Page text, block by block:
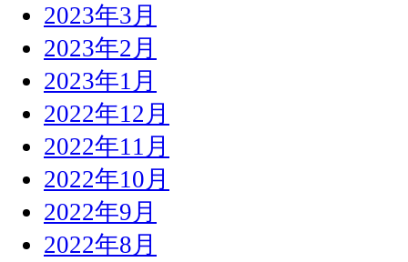
2023年3月
2023年2月
2023年1月
2022年12月
2022年11月
2022年10月
2022年9月
2022年8月